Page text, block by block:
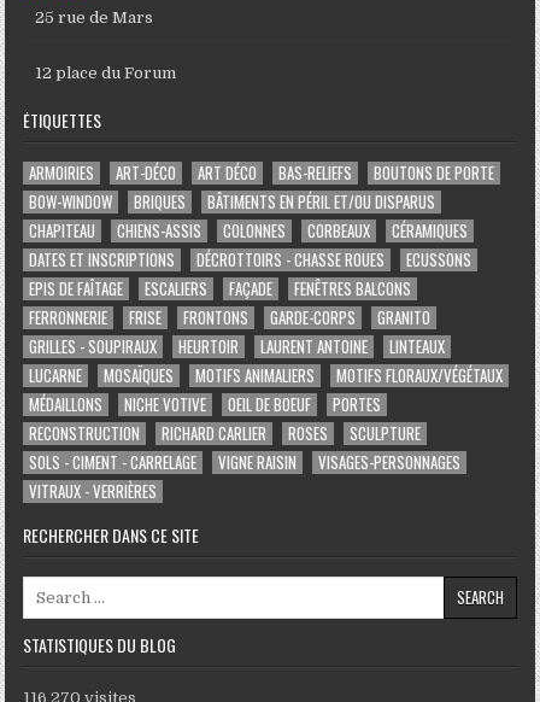
25 rue de Mars
12 place du Forum
ÉTIQUETTES
ARMOIRIES ART-DÉCO ART DÉCO BAS-RELIEFS
BOUTONS DE PORTE
BOW-WINDOW
BRIQUES
BÂTIMENTS EN PÉRIL ET/OU DISPARUS
CHAPITEAU
CHIENS-ASSIS COLONNES CORBEAUX
CÉRAMIQUES
DATES ET INSCRIPTIONS
DÉCROTTOIRS - CHASSE ROUES
ECUSSONS
EPIS DE FAÎTAGE
ESCALIERS FAÇADE
FENÊTRES BALCONS
FERRONNERIE
FRISE FRONTONS GARDE-CORPS
GRANITO
GRILLES - SOUPIRAUX
HEURTOIR LAURENT ANTOINE
LINTEAUX
LUCARNE
MOSAÏQUES MOTIFS ANIMALIERS
MOTIFS FLORAUX/VÉGÉTAUX
MÉDAILLONS
NICHE VOTIVE OEIL DE BOEUF
PORTES
RECONSTRUCTION
RICHARD CARLIER ROSES
SCULPTURE
SOLS - CIMENT - CARRELAGE
VIGNE RAISIN
VISAGES-PERSONNAGES
VITRAUX - VERRIÈRES
RECHERCHER DANS CE SITE
STATISTIQUES DU BLOG
116 270 visites